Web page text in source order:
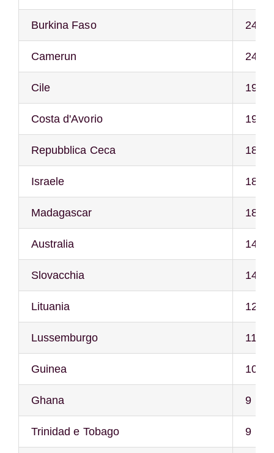
Burkina Faso 24
Camerun 24
Cile 19
Costa d'Avorio 19
Repubblica Ceca 18
Israele 18
Madagascar 18
Australia 14
Slovacchia 14
Lituania 12
Lussemburgo 11
Guinea 10
Ghana 9
Trinidad e Tobago 9